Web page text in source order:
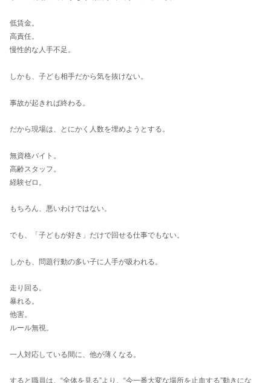
低賃金。
高責任。
慢性的な人手不足。
しかも、子ども相手だから気を抜けない。
事故が起きれば終わる。
だから現場は、とにかく人数を埋めようとする。
無資格バイト。
高齢スタッフ。
経験ゼロ。
もちろん、悪いわけではない。
でも、「子どもが好き」だけで回せる仕事でもない。
しかも、問題行動の多い子に人手が吸われる。
走り回る。
暴れる。
他害。
ルール無視。
一人対応している間に、他が薄くなる。
すると職員は、“全体を見る”より、“今一番大変な場所を止血する”動きにな